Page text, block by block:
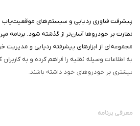
پیشرفت فناوری ردیابی و سیستم‌های
نظارت بر خودروها آسان‌تر از گذشته شود. برنامه مپرا
مجموعه‌ای از ابزارهای پیشرفته ردیابی و مدیریت
به اطلاعات وسیله نقلیه را فراهم کرده و به
بیشتری بر خودروهای خود داشته باشند.
معرفی برنامه